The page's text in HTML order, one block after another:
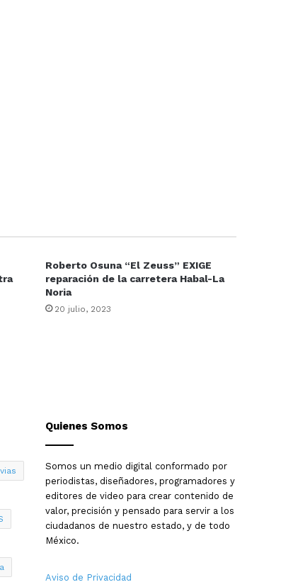
Roberto Osuna “El Zeuss” EXIGE
reparación de la carretera Habal-La
Noria
20 julio, 2023
Quienes Somos
Somos un medio digital conformado por
periodistas, diseñadores, programadores y
editores de video para crear contenido de
valor, precisión y pensado para servir a los
ciudadanos de nuestro estado, y de todo
México.
Aviso de Privacidad